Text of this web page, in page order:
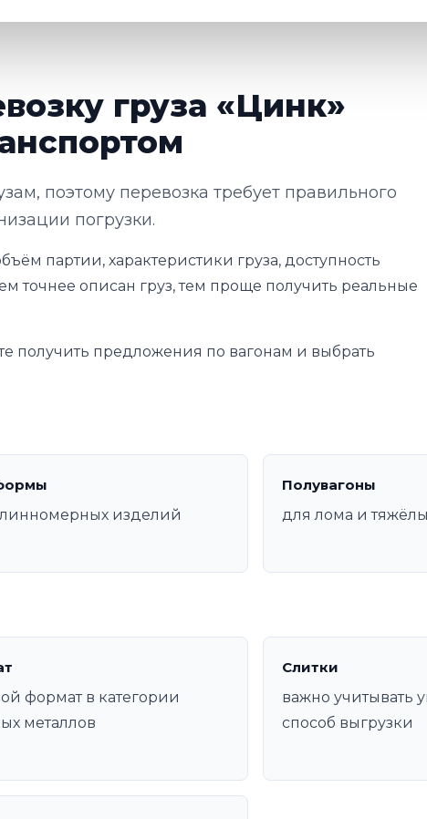
груза «Цинк»
поэтому перевозка требует правильного
погрузки.
партии, характеристики груза, доступность
точнее описан груз, тем проще получить реальные
получить предложения по вагонам и выбрать
изделий
Полувагоны
для лома и
формат в категории
металлов
Слитки
важно учитывать
способ выгрузки